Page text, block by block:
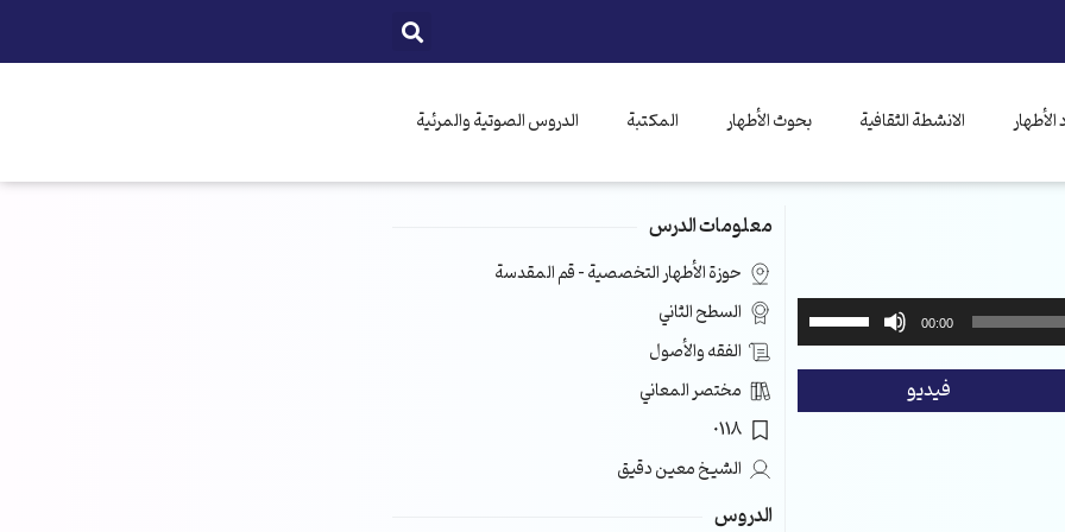
الانشطة الثقافية بحوث الأطهار المكتبة الدروس الصوتية والمرئية
00:00
استخدم
الأسهم
فيديو
معلومات الدرس
حوزة الأطهار التخصصية – قم المقدسة
السطح الثاني
الفقه والأصول
مختصر المعاني
0118
الشيخ معين دقيق
الدروس